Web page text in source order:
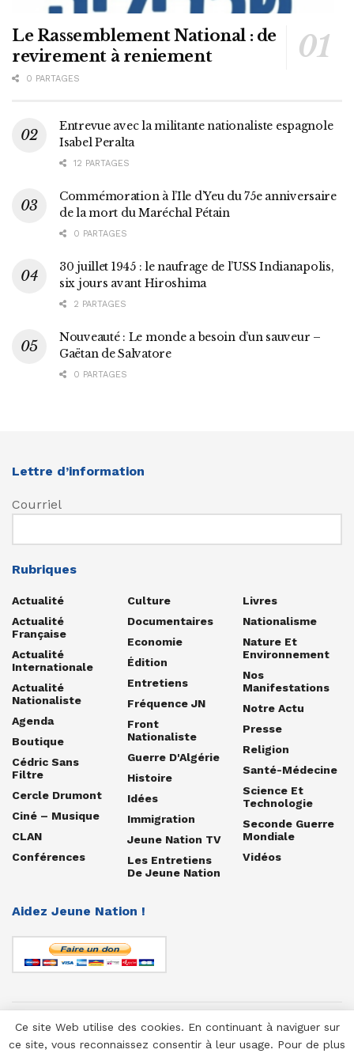
Le Rassemblement National : de
revirement à reniement
0 PARTAGES
Entrevue avec la militante nationaliste espagnole
Isabel Peralta
12 PARTAGES
Commémoration à l’Ile d’Yeu du 75e anniversaire
de la mort du Maréchal Pétain
0 PARTAGES
30 juillet 1945 : le naufrage de l’USS Indianapolis,
six jours avant Hiroshima
2 PARTAGES
Nouveauté : Le monde a besoin d’un sauveur –
Gaëtan de Salvatore
0 PARTAGES
Lettre d’information
Courriel
Rubriques
Actualité
Actualité
Française
Actualité
Internationale
Actualité
Nationaliste
Agenda
Boutique
Cédric Sans
Filtre
Cercle Drumont
Ciné – Musique
CLAN
Conférences
Culture
Documentaires
Economie
Édition
Entretiens
Fréquence JN
Front
Nationaliste
Guerre D'Algérie
Histoire
Idées
Immigration
Jeune Nation TV
Les Entretiens
De Jeune Nation
Livres
Nationalisme
Nature Et
Environnement
Nos
Manifestations
Notre Actu
Presse
Religion
Santé-Médecine
Science Et
Technologie
Seconde Guerre
Mondiale
Vidéos
Aidez Jeune Nation !
© 1958-2025 Jeune Nation
Ce site Web utilise des cookies. En continuant à naviguer sur
ce site, vous reconnaissez consentir à leur usage. Pour de plus